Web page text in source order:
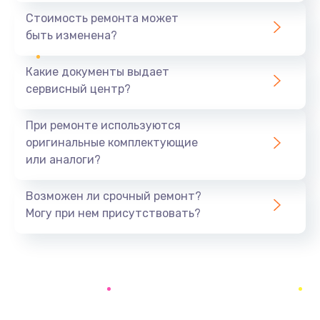
590 руб.
Замена задней крышки устройства
Замена микросхемы (звук, контроллер,
Заказать
Стоимость ремонта может
быть изменена?
Какие документы выдает
сервисный центр?
При ремонте используются
оригинальные комплектующие
или аналоги?
Возможен ли срочный ремонт?
Могу при нем присутствовать?